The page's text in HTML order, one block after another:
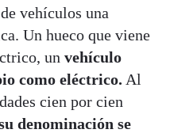
vehículos una
Un hueco que viene
un vehículo
como eléctrico. Al
cien por cien
denominación se